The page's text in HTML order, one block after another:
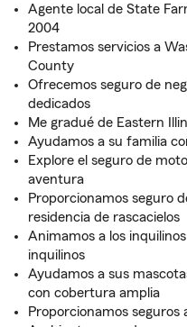
Agente local de State
2004
Prestamos servicios a
County
Ofrecemos seguro de
dedicados
Me gradué de Eastern
Ayudamos a su familia
Explore el seguro de
aventura
Proporcionamos seguro
residencia de rascacielos
Animamos a los
inquilinos
Ayudamos a sus
con cobertura amplia
Proporcionamos seguros